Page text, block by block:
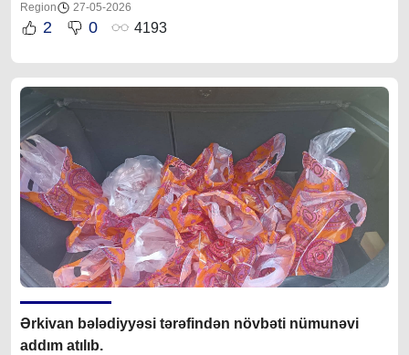
Region 27-05-2026
2 0 4193
Ərkivan bələdiyyəsi tərəfindən növbəti nümunəvi
addım atılıb.